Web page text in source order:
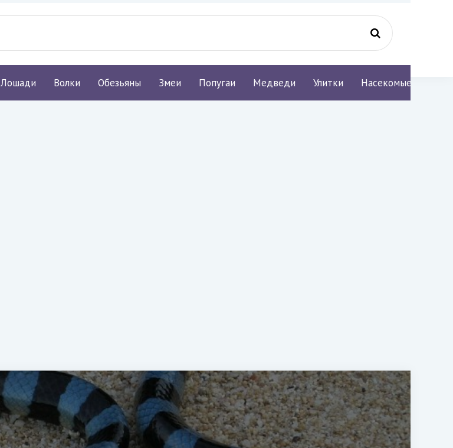
Лошади Волки Обезьяны Змеи Попугаи Медведи Улитки Насекомые